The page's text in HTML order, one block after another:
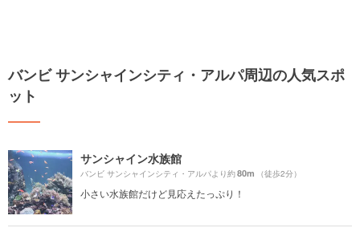
バンビ サンシャインシティ・アルパ周辺の人気スポ
ット
サンシャイン水族館
バンビ サンシャインシティ・アルパより約80m （徒歩2分）
小さい水族館だけど見応えたっぷり！